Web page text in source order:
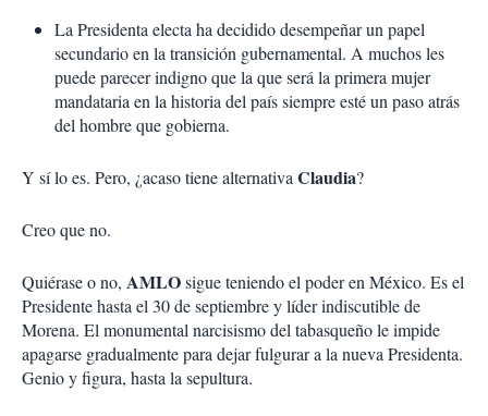
r
La Presidenta electa ha decidido desempeñar un papel
secundario en la transición gubernamental. A muchos les
puede parecer indigno que la que será la primera mujer
mandataria en la historia del país siempre esté un paso atrás
del hombre que gobierna.
Y sí lo es. Pero, ¿acaso tiene alternativa Claudia?
Creo que no.
Quiérase o no, AMLOsigue teniendo el poder en México. Es el
Presidente hasta el 30 de septiembre y líder indiscutible de
Morena. El monumental narcisismo del tabasqueño le impide
apagarse gradualmente para dejar fulgurar a la nueva Presidenta.
Genio y figura, hasta la sepultura.